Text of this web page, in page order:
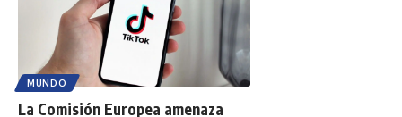
MUNDO
La Comisión Europea amenaza